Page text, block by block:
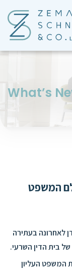
המשפט
לאחרונה בעתירה
בית הדין השרעי.
המשפט העליון